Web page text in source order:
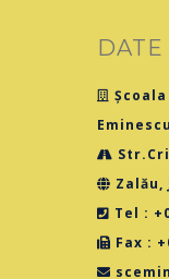
DATE
Zalău,
Tel :
Fax :